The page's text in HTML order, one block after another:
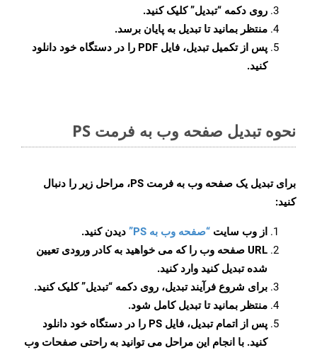
روی دکمه “تبدیل”کلیک کنید.
منتظر بمانید تا تبدیل به پایان برسد.
پس از تکمیل تبدیل، فایل PDF را در دستگاه خود دانلود
کنید.
نحوه تبدیل صفحه وب به فرمت PS
برای تبدیل یک صفحه وب به فرمت PS، مراحل زیر را دنبال
کنید:
از وب سایت “صفحه وب به PS”
دیدن کنید.
URL صفحه وب را که می خواهید به کادر ورودی تعیین
شده تبدیل کنید وارد کنید.
برای شروع فرآیند تبدیل، روی دکمه “تبدیل” کلیک کنید.
منتظر بمانید تا تبدیل کامل شود.
پس از اتمام تبدیل، فایل PS را در دستگاه خود دانلود
کنید. با انجام این مراحل می توانید به راحتی صفحات وب